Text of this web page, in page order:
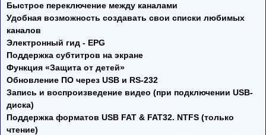
Быстрое переключение между каналами
Удобная возможность создавать свои списки любимых
каналов
Электронный гид - EPG
Поддержка субтитров на экране
Функция «Защита от детей»
Обновление ПО через USB и RS-232
Запись и воспроизведение видео (при подключении USB-
диска)
Поддержка форматов USB FAT & FAT32. NTFS (только
чтение)